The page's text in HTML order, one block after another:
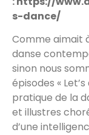
s-dance/
Comme aimait
danse
sinon nous
épisodes «
pratique de la
et illustres
d’une